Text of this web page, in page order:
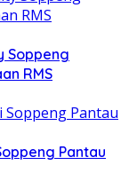
Soppeng
RMS
Pantau